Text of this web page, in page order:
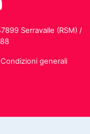
Serravalle (RSM) /
Condizioni generali